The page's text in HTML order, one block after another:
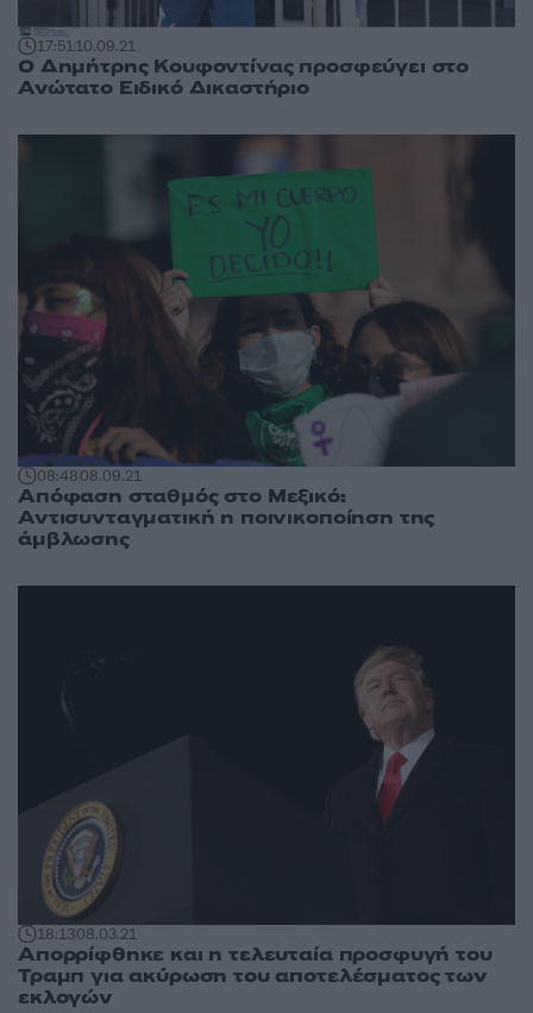
17:5110.09.21
Ο Δημήτρης Κουφοντίνας προσφεύγει στο
Ανώτατο Ειδικό Δικαστήριο
08:4808.09.21
Απόφαση σταθμός στο Μεξικό:
Αντισυνταγματική η ποινικοποίηση της
άμβλωσης
18:1308.03.21
Απορρίφθηκε και η τελευταία προσφυγή του
Τραμπ για ακύρωση του αποτελέσματος των
εκλογών